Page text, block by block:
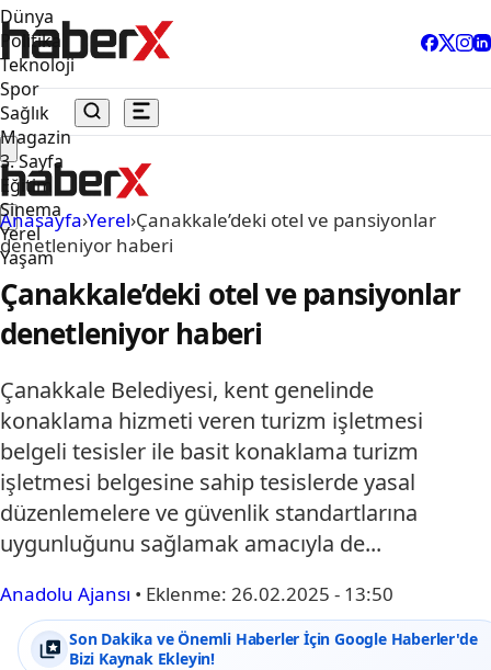
Dünya
Politika
Teknoloji
Spor
Sağlık
Magazin
3. Sayfa
Eğitim
Sinema
Yerel
Yaşam
Anasayfa›Yerel›Çanakkale’deki otel ve pansiyonlar
denetleniyor haberi
Çanakkale’deki otel ve pansiyonlar
denetleniyor haberi
Çanakkale Belediyesi, kent genelinde
konaklama hizmeti veren turizm işletmesi
belgeli tesisler ile basit konaklama turizm
işletmesi belgesine sahip tesislerde yasal
düzenlemelere ve güvenlik standartlarına
uygunluğunu sağlamak amacıyla de...
Anadolu Ajansı • Eklenme: 26.02.2025 - 13:50
Son Dakika ve Önemli Haberler İçin Google Haberler'de
Bizi Kaynak Ekleyin!